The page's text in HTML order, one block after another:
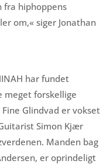
fra hiphoppens
om,« siger Jonathan
har fundet
meget forskellige
Glindvad er vokset
Simon Kjær
Manden bag
er oprindeligt